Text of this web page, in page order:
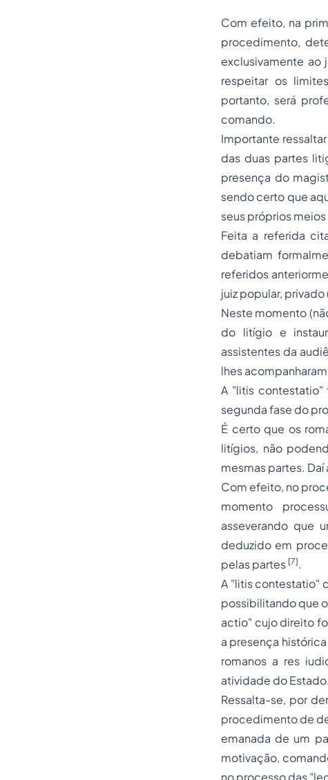
Com efeito, na
procedimento,
exclusivamente ao
respeitar os
portanto, será
comando.
Importante
das duas partes
presença do
sendo certo que
seus próprios
Feita a referida
debatiam
referidos
juiz popular, privado
Neste momento
do litígio e
assistentes da
lhes
A "litis contestatio"
segunda fase do
É certo que os
litígios, não
mesmas partes.
Com efeito, no
momento
asseverando que
deduzido em
pelas partes [7].
A "litis contestatio"
possibilitando que
actio" cujo direito
a presença
romanos a res
atividade do
Ressalta-se, por
procedimento de
emanada de um
motivação,
no processo das